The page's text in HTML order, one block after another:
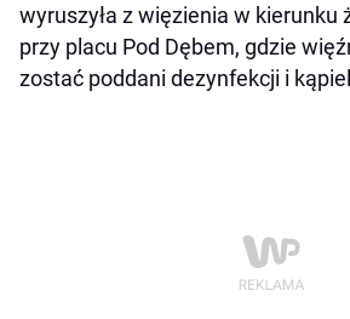
wyruszyła z więzienia w kierunku
przy placu Pod Dębem, gdzie
zostać poddani dezynfekcji i